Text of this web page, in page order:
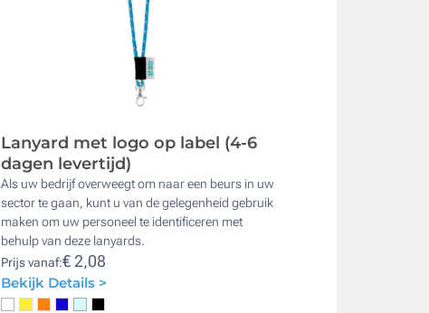
Lanyard met logo op label (4-6
dagen levertijd)
Als uw bedrijf overweegt om naar een beurs in uw
sector te gaan, kunt u van de gelegenheid gebruik
maken om uw personeel te identificeren met
behulp van deze lanyards.
Prijs vanaf:€ 2,08
Bekijk Details >